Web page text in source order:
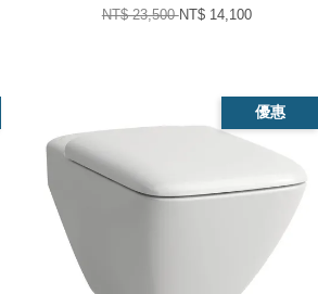
NT$ 23,500NT$ 14,100
優惠